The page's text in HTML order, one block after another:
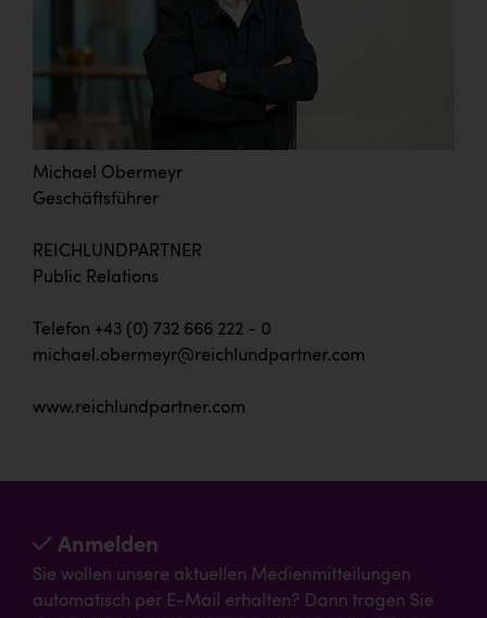
Michael Obermeyr
Geschäftsführer
REICHLUNDPARTNER
Public Relations
Telefon +43 (0) 732 666 222 - 0
michael.obermeyr@reichlundpartner.com
www.reichlundpartner.com
Anmelden
Sie wollen unsere aktuellen Medienmitteilungen
automatisch per E-Mail erhalten? Dann tragen Sie